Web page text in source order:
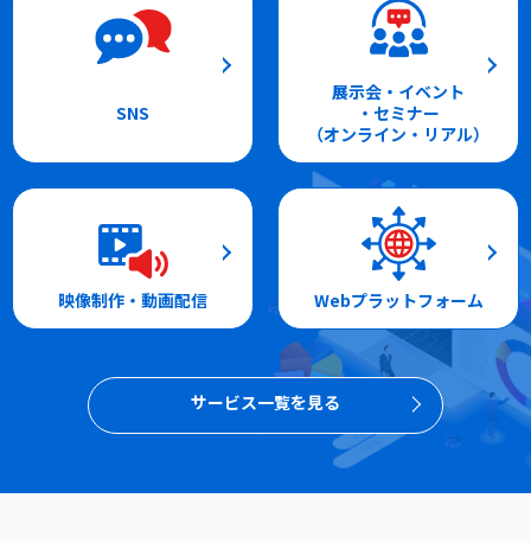
SNS
展示会・イベント
・セミナー
（オンライン・リアル）
映像制作・動画配信 Webプラットフォーム
サービス一覧を見る